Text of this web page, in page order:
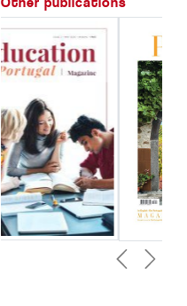
Previous
Next